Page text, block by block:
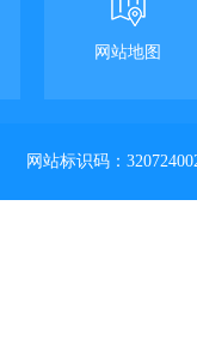
网站地图
网站标识码：